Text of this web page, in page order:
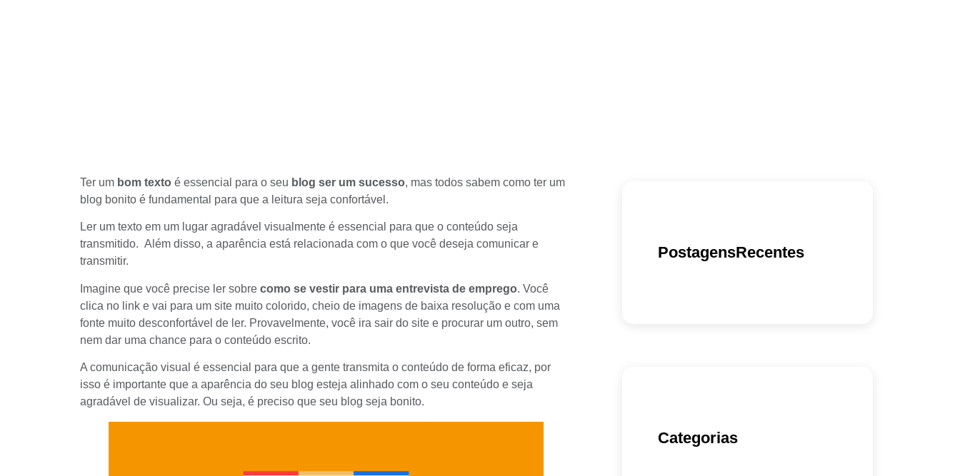
Ter um bom texto é essencial para o seu blog ser um sucesso, mas todos sabem como ter um
blog bonito é fundamental para que a leitura seja confortável.
Ler um texto em um lugar agradável visualmente é essencial para que o conteúdo seja
transmitido. Além disso, a aparência está relacionada com o que você deseja comunicar e
transmitir.
Imagine que você precise ler sobre como se vestir para uma entrevista de emprego. Você
clica no link e vai para um site muito colorido, cheio de imagens de baixa resolução e com uma
fonte muito desconfortável de ler. Provavelmente, você ira sair do site e procurar um outro, sem
nem dar uma chance para o conteúdo escrito.
A comunicação visual é essencial para que a gente transmita o conteúdo de forma eficaz, por
isso é importante que a aparência do seu blog esteja alinhado com o seu conteúdo e seja
agradável de visualizar. Ou seja, é preciso que seu blog seja bonito.
PostagensRecentes
Categorias